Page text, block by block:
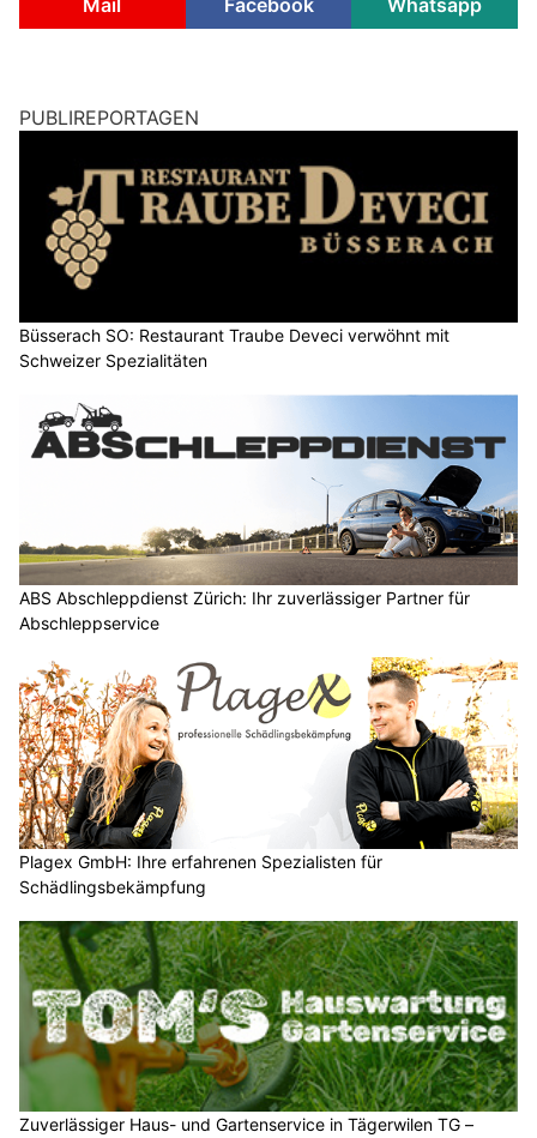
Mail
Facebook Whatsapp
PUBLIREPORTAGEN
Büsserach SO: Restaurant Traube Deveci verwöhnt mit
Schweizer Spezialitäten
ABS Abschleppdienst Zürich: Ihr zuverlässiger Partner für
Abschleppservice
Plagex GmbH: Ihre erfahrenen Spezialisten für
Schädlingsbekämpfung
Zuverlässiger Haus- und Gartenservice in Tägerwilen TG –